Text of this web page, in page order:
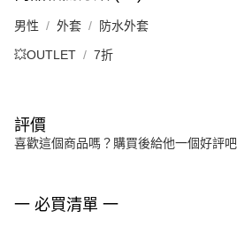
男性 外套 防水外套
💥OUTLET 7折
評價
喜歡這個商品嗎？購買後給他一個好評吧
一 必買清單 一